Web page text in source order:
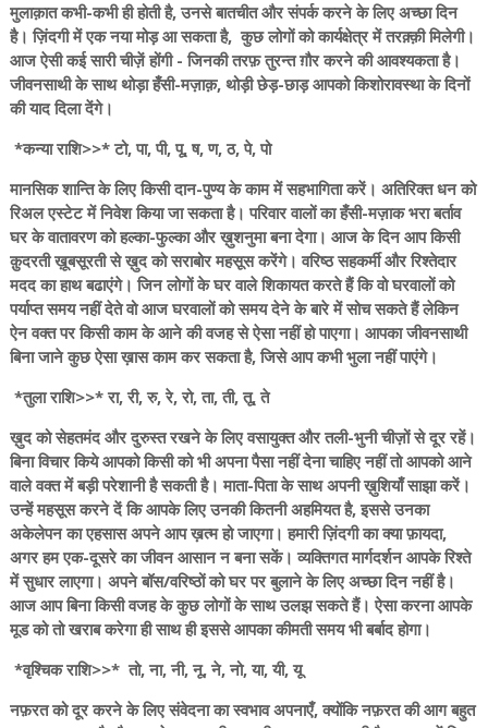
मुलाक़ात कभी-कभी ही होती है, उनसे बातचीत और संपर्क करने के लिए अच्छा दिन
है। ज़िंदगी में एक नया मोड़ आ सकता है, कुछ लोगों को कार्यक्षेत्र में तरक़्क़ी मिलेगी।
आज ऐसी कई सारी चीज़ें होंगी - जिनकी तरफ़ तुरन्त ग़ौर करने की आवश्यकता है।
जीवनसाथी के साथ थोड़ा हँसी-मज़ाक़, थोड़ी छेड़-छाड़ आपको किशोरावस्था के दिनों
की याद दिला देंगे।
*कन्या राशि>>* टो, पा, पी, पू, ष, ण, ठ, पे, पो
मानसिक शान्ति के लिए किसी दान-पुण्य के काम में सहभागिता करें। अतिरिक्त धन को
रिअल एस्टेट में निवेश किया जा सकता है। परिवार वालों का हँसी-मज़ाक भरा बर्ताव
घर के वातावरण को हल्का-फुल्का और ख़ुशनुमा बना देगा। आज के दिन आप किसी
क़ुदरती ख़ूबसूरती से ख़ुद को सराबोर महसूस करेंगे। वरिष्ठ सहकर्मी और रिश्तेदार
मदद का हाथ बढाएंगे। जिन लोगों के घर वाले शिकायत करते हैं कि वो घरवालों को
पर्याप्त समय नहीं देते वो आज घरवालों को समय देने के बारे में सोच सकते हैं लेकिन
ऐन वक्त पर किसी काम के आने की वजह से ऐसा नहीं हो पाएगा। आपका जीवनसाथी
बिना जाने कुछ ऐसा ख़ास काम कर सकता है, जिसे आप कभी भुला नहीं पाएंगे।
*तुला राशि>>* रा, री, रु, रे, रो, ता, ती, तू, ते
ख़ुद को सेहतमंद और दुरुस्त रखने के लिए वसायुक्त और तली-भुनी चीज़ों से दूर रहें।
बिना विचार किये आपको किसी को भी अपना पैसा नहीं देना चाहिए नहीं तो आपको आने
वाले वक्त में बड़ी परेशानी है सकती है। माता-पिता के साथ अपनी ख़ुशियाँ साझा करें।
उन्हें महसूस करने दें कि आपके लिए उनकी कितनी अहमियत है, इससे उनका
अकेलेपन का एहसास अपने आप ख़त्म हो जाएगा। हमारी ज़िंदगी का क्या फ़ायदा,
अगर हम एक-दूसरे का जीवन आसान न बना सकें। व्यक्तिगत मार्गदर्शन आपके रिश्ते
में सुधार लाएगा। अपने बॉस/वरिष्ठों को घर पर बुलाने के लिए अच्छा दिन नहीं है।
आज आप बिना किसी वजह के कुछ लोगों के साथ उलझ सकते हैं। ऐसा करना आपके
मूड को तो खराब करेगा ही साथ ही इससे आपका कीमती समय भी बर्बाद होगा।
*वृश्चिक राशि>>* तो, ना, नी, नू, ने, नो, या, यी, यू
नफ़रत को दूर करने के लिए संवेदना का स्वभाव अपनाएँ, क्योंकि नफ़रत की आग बहुत